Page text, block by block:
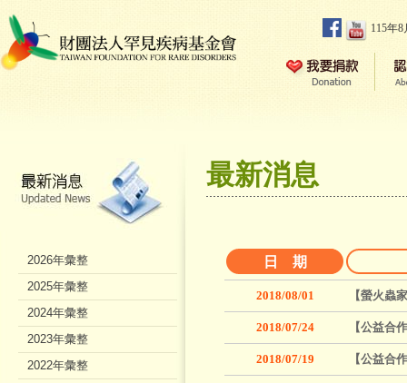
115年
最新消息
日 期
2018/08/01 【螢火蟲
2018/07/24 【公益合
2018/07/19 【公益合
2026年彙整
2025年彙整
2024年彙整
2023年彙整
2022年彙整